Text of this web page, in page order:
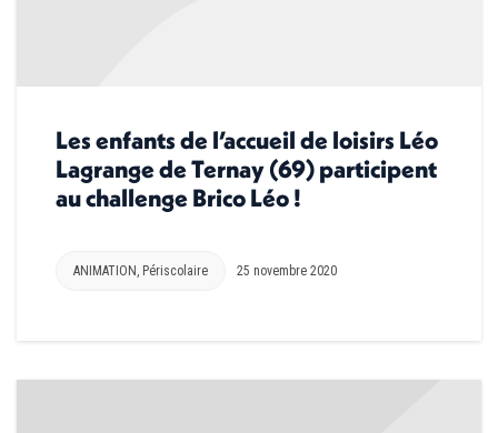
Les enfants de l’accueil de loisirs Léo
Lagrange de Ternay (69) participent
au challenge Brico Léo !
ANIMATION Périscolaire 25 novembre 2020